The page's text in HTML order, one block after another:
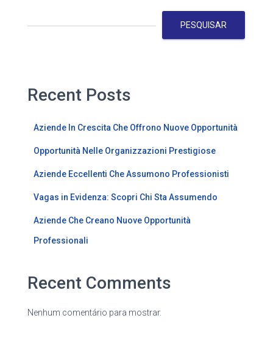
PESQUISAR
Recent Posts
Aziende In Crescita Che Offrono Nuove Opportunità
Opportunità Nelle Organizzazioni Prestigiose
Aziende Eccellenti Che Assumono Professionisti
Vagas in Evidenza: Scopri Chi Sta Assumendo
Aziende Che Creano Nuove Opportunità
Professionali
Recent Comments
Nenhum comentário para mostrar.